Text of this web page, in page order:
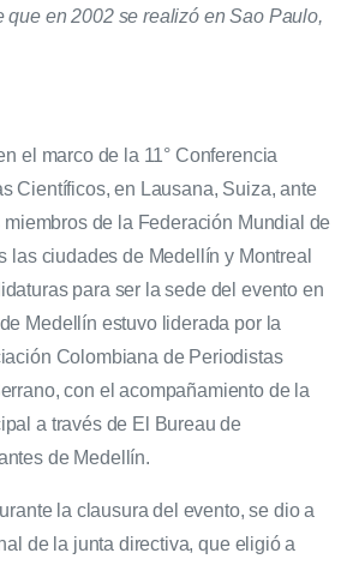
que en 2002 se realizó en Sao Paulo,
el marco de la 11° Conferencia
Científicos, en Lausana, Suiza, ante
miembros de la Federación Mundial de
las ciudades de Medellín y Montreal
para ser la sede del evento en
Medellín estuvo liderada por la
Colombiana de Periodistas
con el acompañamiento de la
a través de El Bureau de
de Medellín.
la clausura del evento, se dio a
de la junta directiva, que eligió a